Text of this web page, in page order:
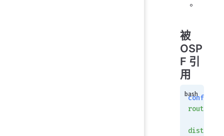
被
OSP
F 引
用
config
router